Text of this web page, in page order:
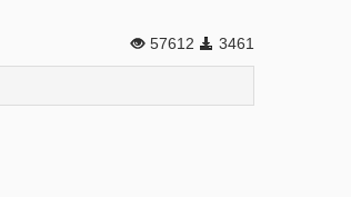
57612 3461